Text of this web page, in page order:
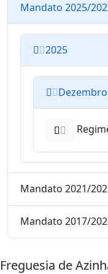
Mandato 2025/
2025
Dezembro
Mandato 2021/
Mandato 2017/
Freguesia de